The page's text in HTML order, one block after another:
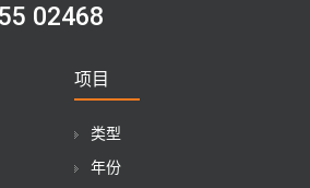
02468
项目
类型
年份